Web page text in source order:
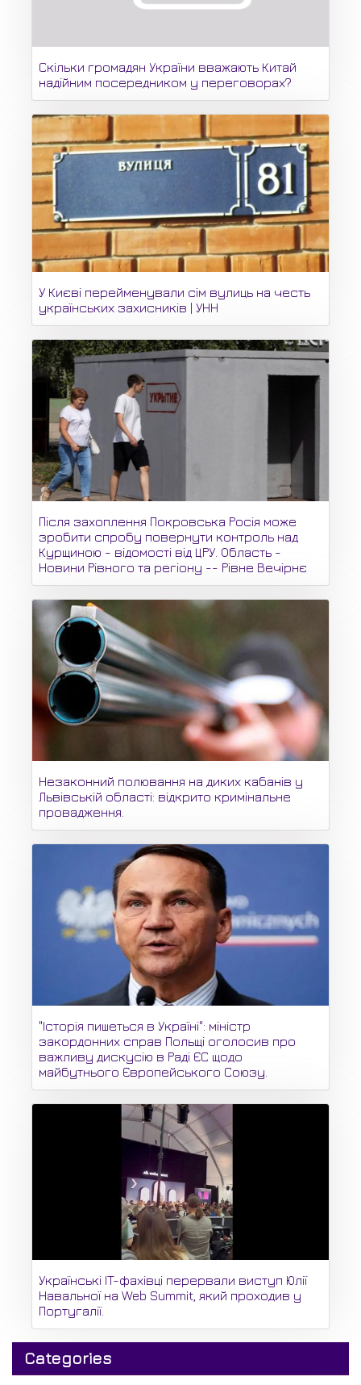
Скільки громадян України вважають Китай
надійним посередником у переговорах?
У Києві перейменували сім вулиць на честь
українських захисників | УНН
Після захоплення Покровська Росія може
зробити спробу повернути контроль над
Курщиною - відомості від ЦРУ. Область -
Новини Рівного та регіону -- Рівне Вечірнє
Незаконний полювання на диких кабанів у
Львівській області: відкрито кримінальне
провадження.
"Історія пишеться в Україні": міністр
закордонних справ Польщі оголосив про
важливу дискусію в Раді ЄС щодо
майбутнього Європейського Союзу.
Українські IT-фахівці перервали виступ Юлії
Навальної на Web Summit, який проходив у
Португалії.
Categories